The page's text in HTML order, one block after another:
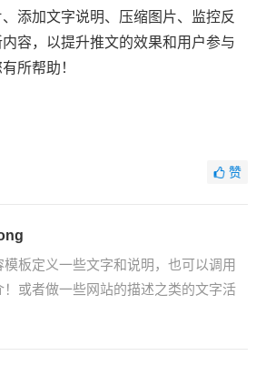
添加文字说明、压缩图片、监控反
容，以提升推文的效果和用户参与
所帮助！
赞
板定义一些文字和说明，也可以调用
！或者做一些网站的描述之类的文字活